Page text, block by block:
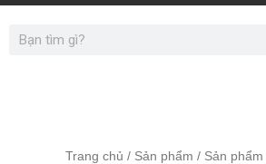
Search
Trang chủ / Sản phẩm / Sản phẩm